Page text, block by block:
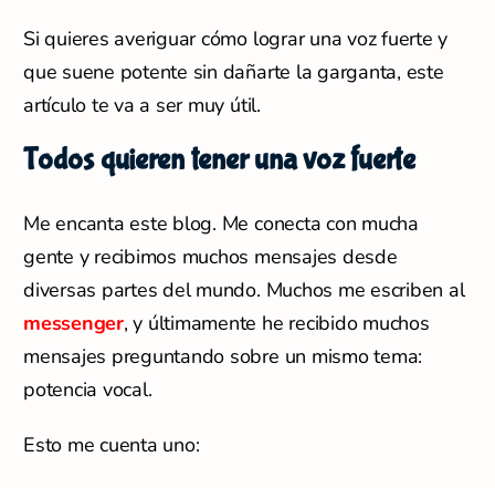
Si quieres averiguar cómo lograr una voz fuerte y
que suene potente sin dañarte la garganta, este
artículo te va a ser muy útil.
Todos quieren tener una voz fuerte
Me encanta este blog. Me conecta con mucha
gente y recibimos muchos mensajes desde
diversas partes del mundo. Muchos me escriben al
messenger, y últimamente he recibido muchos
mensajes preguntando sobre un mismo tema:
potencia vocal.
Esto me cuenta uno: